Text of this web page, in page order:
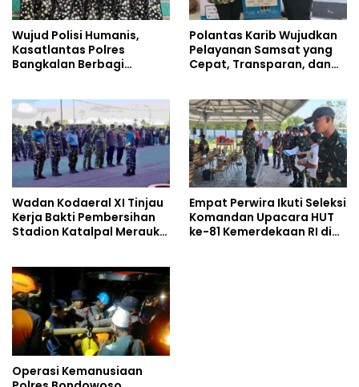
Wujud Polisi Humanis,
Kasatlantas Polres
Bangkalan Berbagi
Ahmad Ibrahim
Polantas Karib Wujudkan
Pelayanan Samsat yang
Cepat, Transparan, dan
Wadan Kodaeral XI Tinjau
Kerja Bakti Pembersihan
Stadion Katalpal Merauke,
Empat Perwira Ikuti Seleksi
Komandan Upacara HUT
ke-81 Kemerdekaan RI di
Operasi Kemanusiaan